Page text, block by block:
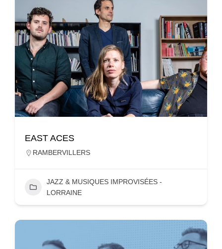
EAST ACES
RAMBERVILLERS
JAZZ & MUSIQUES IMPROVISÉES -
LORRAINE